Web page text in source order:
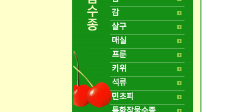
감
살구
매실
프룬
키위
석류
민초피